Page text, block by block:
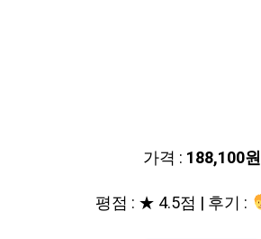
가격 : 188,100원
평점 : ★ 4.5점 | 후기 :